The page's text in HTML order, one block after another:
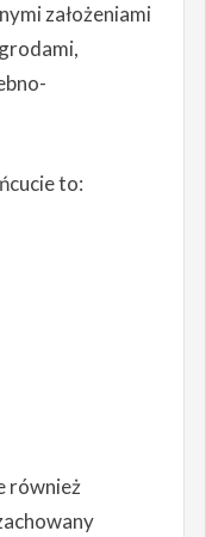
założeniami
to:
również